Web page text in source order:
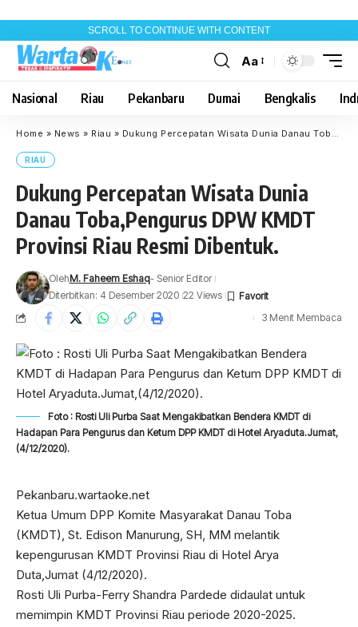
SCROLL TO CONTINUE WITH CONTENT
Font
Aa
Nasional Riau Pekanbaru Dumai Bengkalis
Home » News » Riau » Dukung Percepatan Wisata Dunia Danau Toba,Pengurus DPW KMDT Provinsi Riau Resmi Dibentuk.
RIAU
Dukung Percepatan Wisata Dunia
Danau Toba,Pengurus DPW KMDT
Provinsi Riau Resmi Dibentuk.
OlehM. Faheem Eshaq- Senior Editor
Diterbitkan: 4 Desember 2020 22 Views
3 Menit Membaca
Foto : Rosti Uli Purba Saat Mengakibatkan Bendera KMDT di
Hadapan Para Pengurus dan Ketum DPP KMDT di Hotel Aryaduta.Jumat,
(4/12/2020).
Pekanbaru.wartaoke.net
Ketua Umum DPP Komite Masyarakat Danau Toba
(KMDT), St. Edison Manurung, SH, MM melantik
kepengurusan KMDT Provinsi Riau di Hotel Arya
Duta,Jumat (4/12/2020).
Rosti Uli Purba-Ferry Shandra Pardede didaulat untuk
memimpin KMDT Provinsi Riau periode 2020-2025.